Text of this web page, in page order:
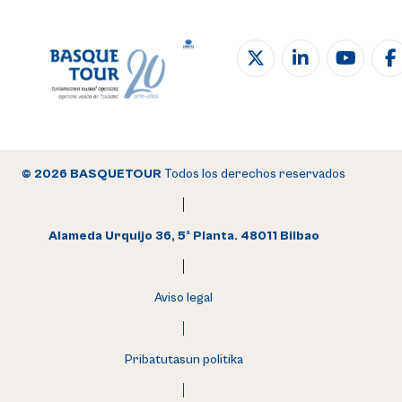
© 2026 BASQUETOUR Todos los derechos reservados
Alameda Urquijo 36, 5ª Planta. 48011 Bilbao
Aviso legal
Pribatutasun politika